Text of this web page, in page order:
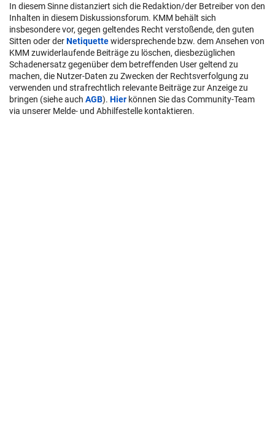
In diesem Sinne distanziert sich die Redaktion/der Betreiber von den
Inhalten in diesem Diskussionsforum. KMM behält sich
insbesondere vor, gegen geltendes Recht verstoßende, den guten
Sitten oder derNetiquettewidersprechende bzw. dem Ansehen von
KMM zuwiderlaufende Beiträge zu löschen, diesbezüglichen
Schadenersatz gegenüber dem betreffenden User geltend zu
machen, die Nutzer-Daten zu Zwecken der Rechtsverfolgung zu
verwenden und strafrechtlich relevante Beiträge zur Anzeige zu
bringen (siehe auch AGB). Hier können Sie das Community-Team
via unserer Melde- und Abhilfestelle kontaktieren.